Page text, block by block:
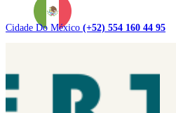
Cidade Do México (+52) 554 160 44 95